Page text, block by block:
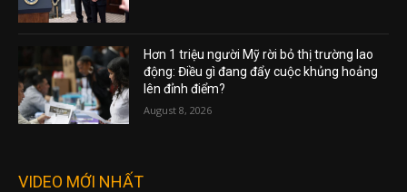
Hơn 1 triệu người Mỹ rời bỏ thị trường lao
động: Điều gì đang đẩy cuộc khủng hoảng
lên đỉnh điểm?
August 8, 2026
VIDEO MỚI NHẤT